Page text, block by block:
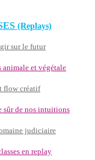
(Replays)
sur le futur
et végétale
flow créatif
sûr de nos intuitions
judiciaire
en replay